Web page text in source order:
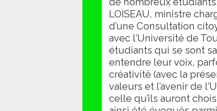
LOISEAU, ministre
d’une Consultation
avec l’Université de
étudiants qui se sont
entendre leur voix,
créativité (avec la
valeurs et l’avenir de
celle qu’ils auront